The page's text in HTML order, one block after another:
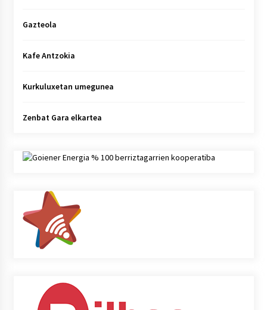
Gazteola
Kafe Antzokia
Kurkuluxetan umegunea
Zenbat Gara elkartea